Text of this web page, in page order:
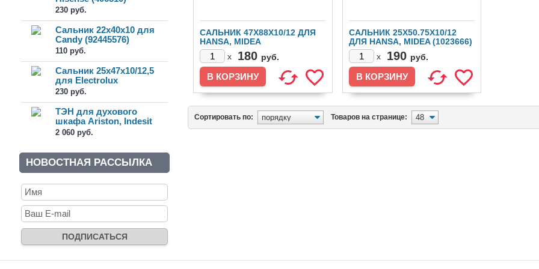
230 руб.
Сальник 22x40x10 для
Candy (92445576)
110 руб.
Сальник 25x47x10/12,5
для Electrolux
(1325849000)
230 руб.
ТЭН для духового
шкафа Ariston, Indesit
верхний...
2 060 руб.
НОВОСТНАЯ РАССЫЛКА
САЛЬНИК 47X88X10/12 ДЛЯ
HANSA, MIDEA
(12638100000288)
x 180 руб.
САЛЬНИК 25X50.75X10/12
ДЛЯ HANSA, MIDEA (1023666)
x
190 руб.
Сортировать по: Товаров на странице: